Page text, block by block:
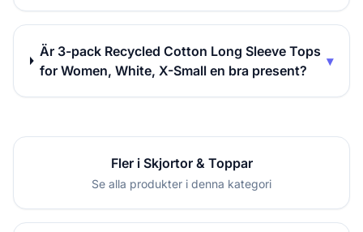
Är 3-pack Recycled Cotton Long Sleeve Tops
for Women, White, X-Small en bra present?
▾
Fler i Skjortor & Toppar
Se alla produkter i denna kategori